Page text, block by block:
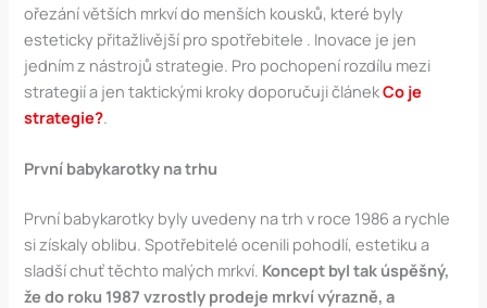
ořezání větších mrkví do menších kousků, které byly
esteticky přitažlivější pro spotřebitele​ . Inovace je jen
jedním z nástrojů strategie. Pro pochopení rozdílu mezi
strategií a jen taktickými kroky doporučuji článekCo je
strategie?.
První babykarotky na trhu
První babykarotky byly uvedeny na trh v roce 1986 a rychle
si získaly oblibu. Spotřebitelé ocenili pohodlí, estetiku a
sladší chuť těchto malých mrkví. Koncept byl tak úspěšný,
že do roku 1987 vzrostly prodeje mrkví výrazně, a